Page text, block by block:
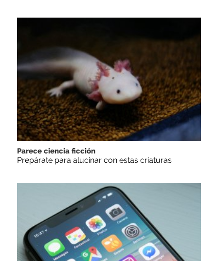
Parece ciencia ficción
Prepárate para alucinar con estas criaturas